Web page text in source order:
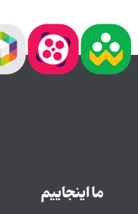
ما اینجاییم